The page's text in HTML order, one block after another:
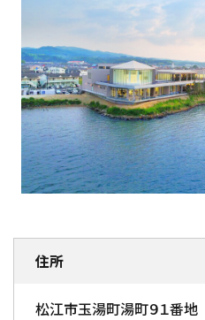
住所
松江市玉湯町湯町９１番地